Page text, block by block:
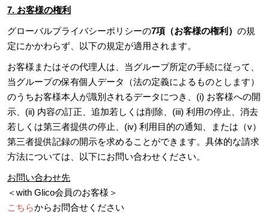
7. お客様の権利
グローバルプライバシーポリシーの7項（お客様の権利） の規
定にかかわらず、以下の規定が適用されます。
お客様またはその代理人は、当グループ所定の手続に従って、
当グループの保有個人データ（法の定義によるものとします）
のうちお客様本人が識別されるデータにつき、(i) お客様への開
示、(ii) 内容の訂正、追加若しくは削除、(iii) 利用の停止、消去
若しくは第三者提供の停止、(iv) 利用目的の通知、または（v）
第三者提供記録の開示を求めることができます。具体的な請求
方法については、以下にお問い合わせください。
お問い合わせ先
＜with Glico会員のお客様＞
こちらからお問合せください